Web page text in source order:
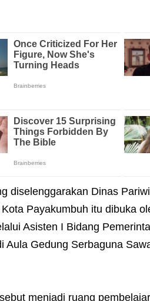
diselenggarakan Dinas
Payakumbuh itu dibuka
Asisten I Bidang
Aula Gedung Serbaguna
menjadi ruang